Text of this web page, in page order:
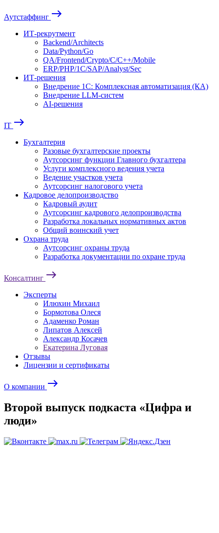
Аутстаффинг east
ИТ-рекрутмент
Backend/Architects
Data/Python/Go
QA/Frontend/Crypto/C/C++/Mobile
ERP/PHP/1C/SAP/Analyst/Sec
ИТ-решения
Внедрение 1С: Комплексная автоматизация (КА)
Внедрение LLM-систем
AI-решения
IT east
Бухгалтерия
Разовые бухгалтерские проекты
Аутсорсинг функции Главного бухгалтера
Услуги комплексного ведения учета
Ведение участков учета
Аутсорсинг налогового учета
Кадровое делопроизводство
Кадровый аудит
Аутсорсинг кадрового делопроизводства
Разработка локальных нормативных актов
Общий воинский учет
Охрана труда
Аутсорсинг охраны труда
Разработка документации по охране труда
Консалтинг east
Эксперты
Илюхин Михаил
Бормотова Олеся
Адаменко Роман
Липатов Алексей
Александр Косачев
Екатерина Луговая
Отзывы
Лицензии и сертификаты
О компании east
Второй выпуск подкаста «Цифра и
люди»